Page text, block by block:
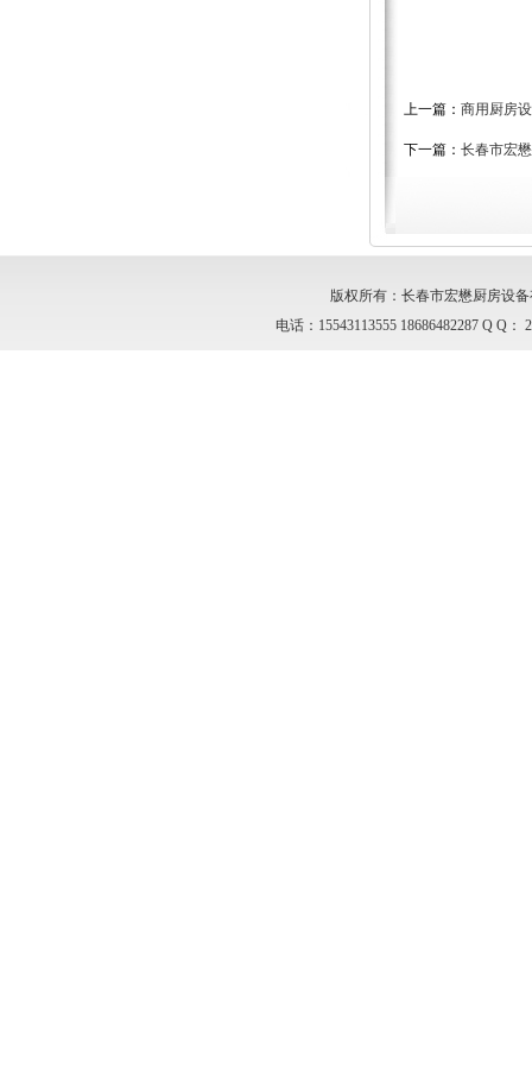
上一篇： 商用厨房
下一篇： 长春市宏
版权所有：长春市宏懋厨房设
电话：15543113555 18686482287 Q Q